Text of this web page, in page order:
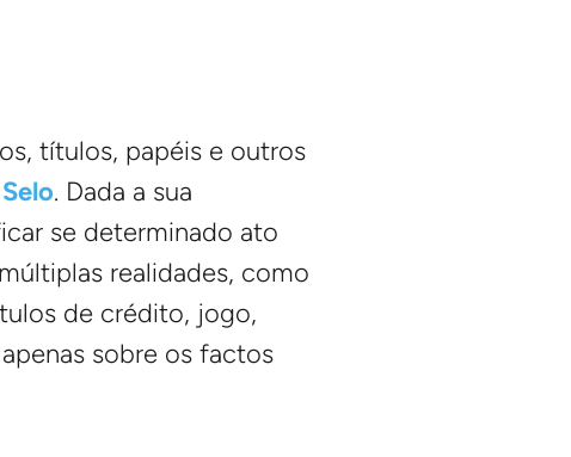
títulos, papéis e outros
. Dada a sua
se determinado ato
realidades, como
de crédito, jogo,
sobre os factos